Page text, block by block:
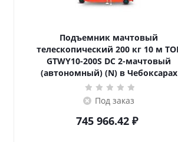
Подъемник мачтовый
телескопический 200 кг 10 м TOR
GTWY10-200S DC 2-мачтовый
(автономный) (N) в Чебоксарах
Под заказ
745 966.42₽